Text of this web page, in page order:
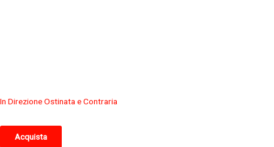
In Direzione Ostinata e Contraria
Acquista